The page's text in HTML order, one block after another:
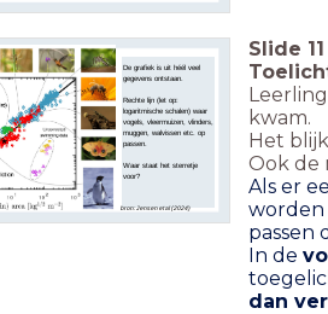
De grafiek is uit héél veel
gegevensontstaan.
Rechte lijn (let op:
logaritmische schalen) waar
vogels, vleermuizen, vlinders,
muggen, walvissen etc. op
passen.
Waar staat het sterretje
voor?
bron: Jensen et al (2024)
Slide 11
kwam.
Het
Ook de
Als er
worden
passen
In de
dan